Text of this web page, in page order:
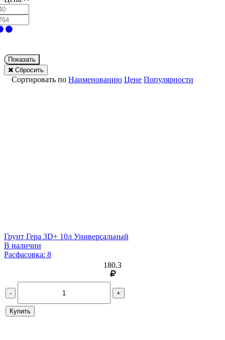
Показать
Сбросить
Сортировать по Наименованию Цене Популярности
Грунт Гера 3D+ 10л Универсальный
В наличии
Расфасовка: 8
180.3
- +
Купить